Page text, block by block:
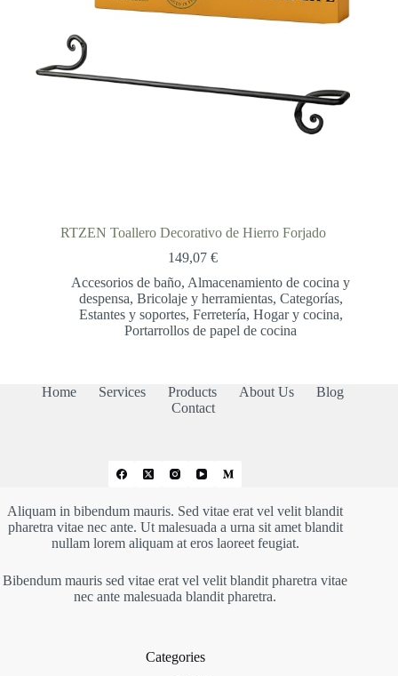
RTZEN Toallero Decorativo de Hierro Forjado
149,07€
Accesorios de baño,Almacenamiento de cocina y
despensa, Bricolaje y herramientas, Categorías,
Estantes y soportes, Ferretería, Hogar y cocina,
Portarrollos de papel de cocina
Home Services Products About Us
Blog
Contact
Aliquam in bibendum mauris. Sed vitae erat vel velit blandit
pharetra vitae nec ante. Ut malesuada a urna sit amet blandit
nullam lorem aliquam at eros laoreet feugiat.
Bibendum mauris sed vitae erat vel velit blandit pharetra vitae
nec ante malesuada blandit pharetra.
Categories